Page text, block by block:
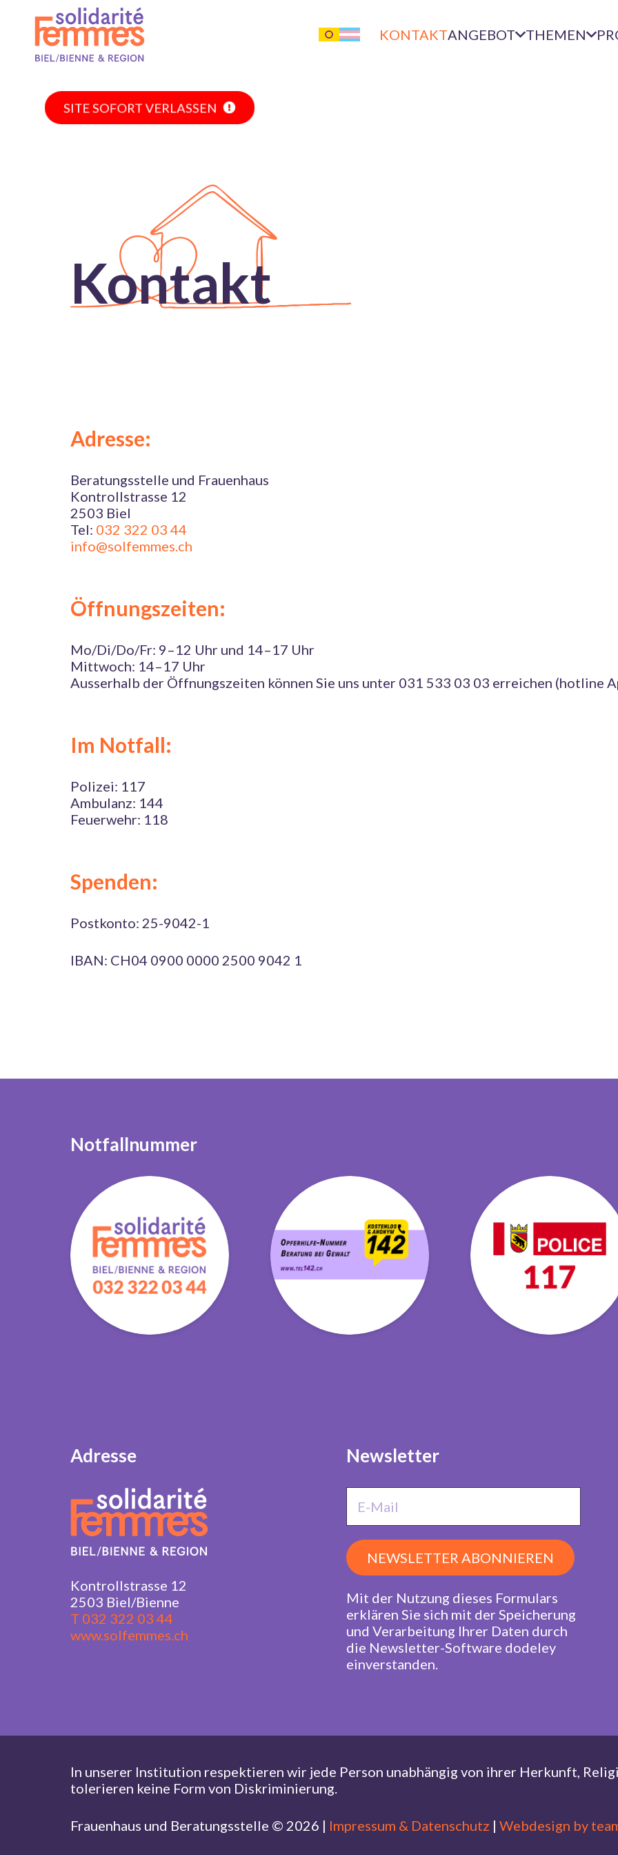
KONTAKTANGEBOT THEMEN
SITE SOFORT VERLASSEN
Kontakt
Adresse:
Beratungsstelle und Frauenhaus
Kontrollstrasse 12
2503 Biel
Tel: 032 322 03 44
info@solfemmes.ch
Öffnungszeiten:
Mo/Di/Do/Fr: 9–12 Uhr und 14–17 Uhr
Mittwoch: 14–17 Uhr
Ausserhalb der Öffnungszeiten können Sie uns unter 031 533 03 03 erreichen (hotline
Im Notfall:
Polizei: 117
Ambulanz: 144
Feuerwehr: 118
Spenden:
Postkonto: 25-9042-1
IBAN: CH04 0900 0000 2500 9042 1
Notfallnummer
Adresse
Kontrollstrasse 12
2503 Biel/Bienne
T 032 322 03 44
www.solfemmes.ch
Newsletter
NEWSLETTER ABONNIEREN
Mit der Nutzung dieses Formulars
erklären Sie sich mit der Speicherung
und Verarbeitung Ihrer Daten durch
die Newsletter-Software dodeley
einverstanden.
In unserer Institution respektieren wir jede Person unabhängig von ihrer Herkunft,
tolerieren keine Form von Diskriminierung.
Frauenhaus und Beratungsstelle © 2026 | Impressum & Datenschutz | Webdesign by